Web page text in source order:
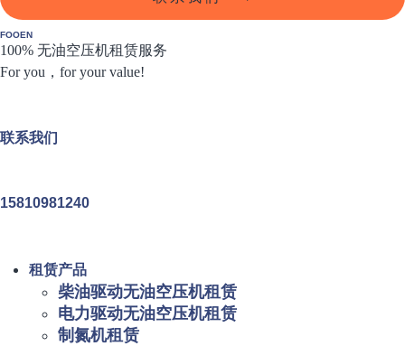
FOOEN
100% 无油空压机租赁服务
For you，for your value!
联系我们
15810981240
租赁产品
柴油驱动无油空压机租赁
电力驱动无油空压机租赁
制氮机租赁